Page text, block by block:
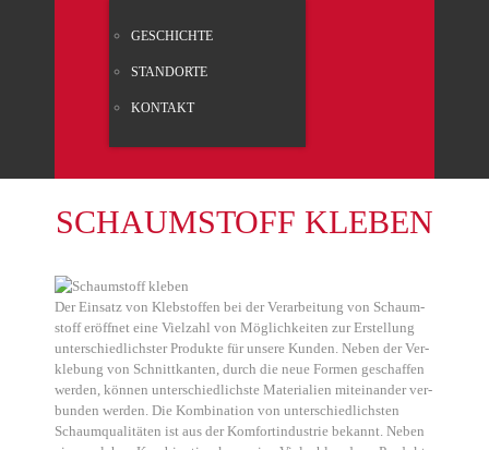
GESCHICH­TE
STAND­OR­TE
KON­TAKT
SCHAUM­STOFF KLE­BEN
Der Ein­satz von Kleb­stof­fen bei der Ver­ar­bei­tung von Schaum­
stoff eröff­net eine Viel­zahl von Mög­lich­kei­ten zur Erstel­lung
unter­schied­lichs­ter Pro­duk­te für unse­re Kun­den. Neben der Ver­
kle­bung von Schnitt­kan­ten, durch die neue For­men geschaf­fen
wer­den, kön­nen unter­schied­lichs­te Mate­ria­li­en mit­ein­an­der ver­
bun­den wer­den. Die Kom­bi­na­ti­on von unter­schied­lichs­ten
Schaum­qua­li­tä­ten ist aus der Kom­fort­in­dus­trie bekannt. Neben